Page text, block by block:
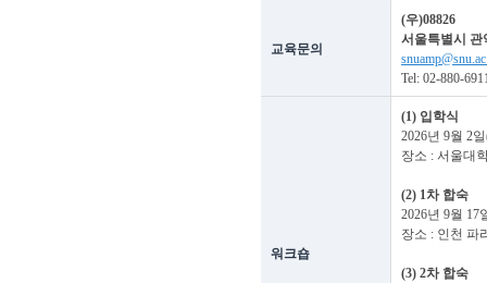
교육문의
(우)08826
서울특별시 관
Tel: 02-880-
워크숍
(1) 입학식
2026년 9월 2
장소 : 서울대
(2) 1차 합숙
2026년 9월 17
장소 : 인천 파
(3) 2차 합숙